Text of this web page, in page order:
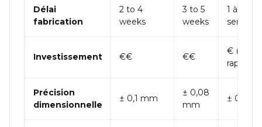
Délai
fabrication
2 to 4
weeks
3 to 5
weeks
1 à 3
Investissement €€ €€
€ (le
rapide)
Précision
dimensionnelle
± 0,1 mm
± 0,08
mm
± 0,15